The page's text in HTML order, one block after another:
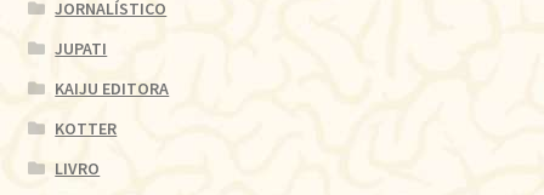
JORNALÍSTICO
JUPATI
KAIJU EDITORA
KOTTER
LIVRO